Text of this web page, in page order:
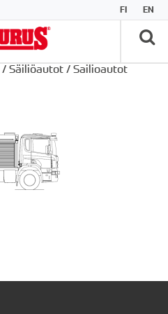
FI EN
/ Säiliöautot / Sailioautot